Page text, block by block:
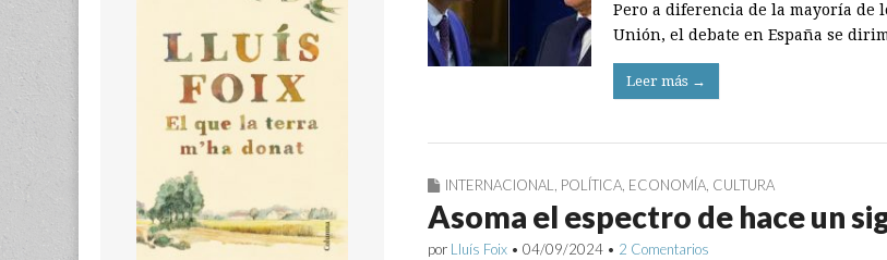
Pero a diferencia de la mayoría de
Unión, el debate en España se
Leer más →
INTERNACIONAL POLÍTICA ECONOMÍA CULTURA
Asoma el espectro de hace un
por Lluís Foix • 04/09/2024 • 2 Comentarios